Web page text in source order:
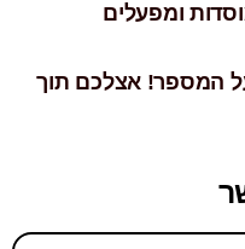
ומפעלים
המספר! אצלכם תוך